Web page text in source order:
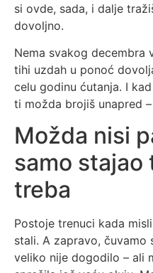
si ovde, sada, i dalje
dovoljno.
Nema svakog decembra
tihi uzdah u ponoć
celu godinu ćutanja. I
ti možda brojiš unapred
Možda nisi
samo stajao
treba
Postoje trenuci kada
stali. A zapravo, čuvamo
veliko nije dogodilo – ali